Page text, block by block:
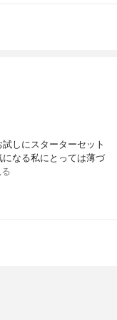
しにスターターセット
なる私にとっては薄づ